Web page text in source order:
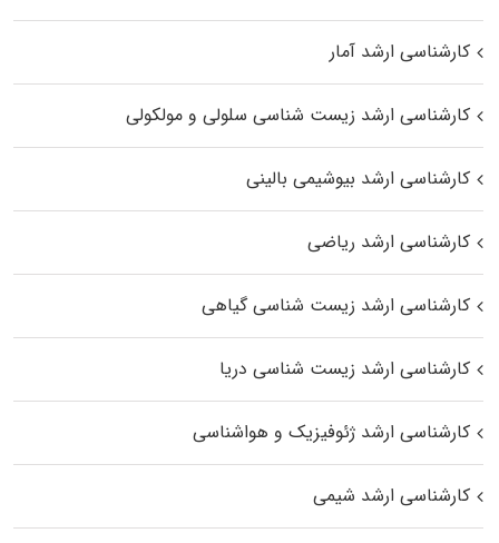
کارشناسی ارشد آمار
کارشناسی ارشد زیست شناسی سلولی و مولکولی
کارشناسی ارشد بیوشیمی بالینی
کارشناسی ارشد ریاضی
کارشناسی ارشد زیست‌ شناسی گیاهی
کارشناسی ارشد زیست‌ شناسی دریا
کارشناسی ارشد ژئوفیزیک و هواشناسی
کارشناسی ارشد شیمی